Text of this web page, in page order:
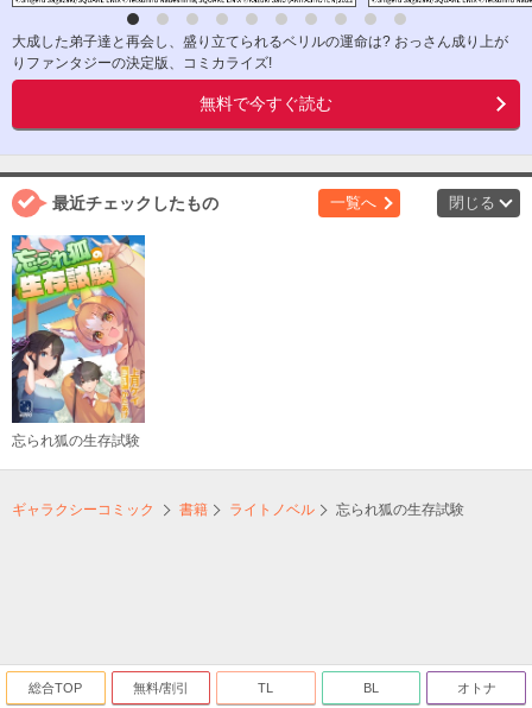
大成した弟子達と再会し、盛り立てられるベリルの運命は? おっさん成り上が
りファンタジーの決定版、コミカライズ!
無料で今すぐ読む
最近チェックしたもの 一覧へ 閉じる
忘られ狐の生存試験
ギャラクシーコミック 書籍 ライトノベル 忘られ狐の生存試験
総合TOP 無料/割引 TL BL オトナ